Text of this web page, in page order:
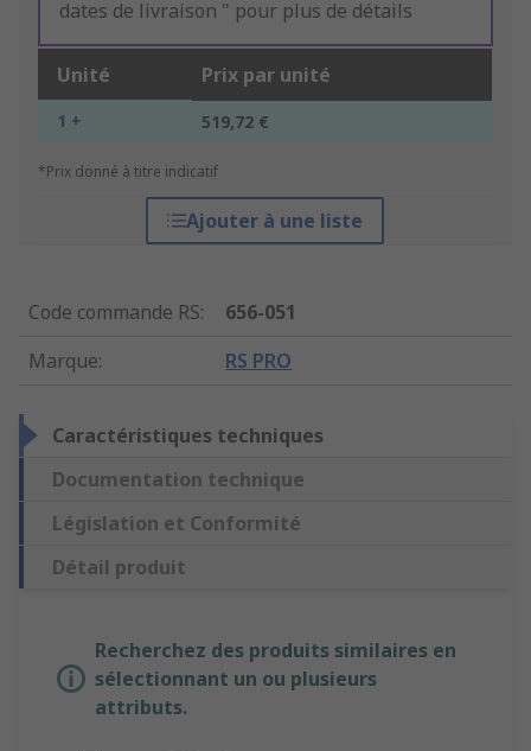
dates de livraison " pour plus de détails
Unité Prix par unité
1 + 519,72 €
*Prix donné à titre indicatif
Ajouter à une liste
Code commande RS:
656-051
Marque: RS PRO
Caractéristiques techniques
Documentation technique
Législation et Conformité
Détail produit
Recherchez des produits similaires en
sélectionnant un ou plusieurs
attributs.